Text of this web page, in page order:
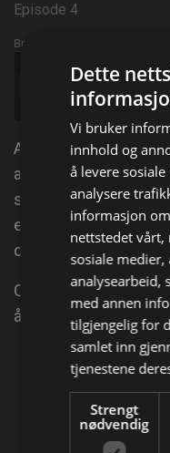
Episode 4
Broadcast info
Dokumentar
An elite team of
algorithm to analyse
sightings to pinpoint
elusive beast. Idag:
oppdagelse i området
Og Bruce mistenker
å holde teamet unna
Facebook
Dette
Vi bruker
innhold og
å levere
analysere
informasjon
nettstedet
sosiale
analysearbeid,
med annen
tilgjengelig for
samlet inn
tjenestene
Strengt
nødvendig